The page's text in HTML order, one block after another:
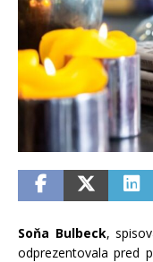
Soňa Bulbeck,
odprezentovala pred